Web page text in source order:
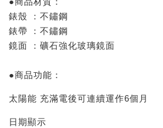
錶殼 ：不鏽鋼
錶帶 ：不鏽鋼
鏡面 ：礦石強化玻璃鏡面
●商品功能：
太陽能 充滿電後可連續運作6個月
日期顯示